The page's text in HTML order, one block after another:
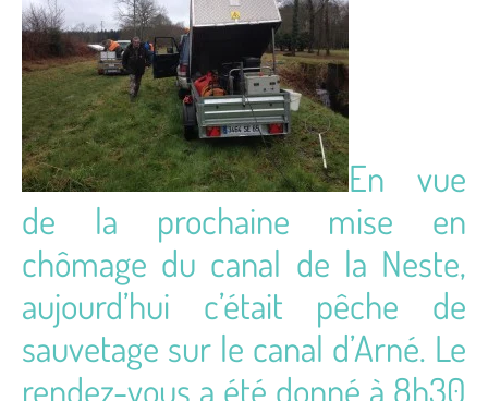
En vue
de la prochaine mise en
chômage du canal de la Neste,
aujourd’hui c’était pêche de
sauvetage sur le canal d’Arné. Le
rendez-vous a été donné à 8h30